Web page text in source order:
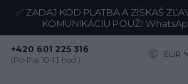
✅ ZADAJ KÓD PLATBA A ZÍSKAŠ
KOMUNIKÁCIU POUŽI
EUR
+420 601 225 316
(Po-Pia 10-13 hod.)